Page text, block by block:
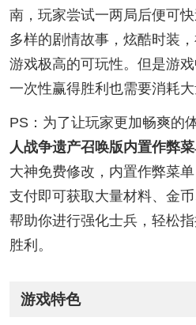
南，玩家尝试一两局后便可
多样的剧情故事，炫酷时装
游戏极高的可玩性。但是游
一次性赢得胜利也需要消耗大
PS：为了让玩家更加畅爽的
人战争遗产召唤版内置作弊
大神免费修改，内置作弊菜
支付即可获取大量材料、金
帮助你进行强化士兵，轻松
胜利。
游戏特色